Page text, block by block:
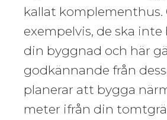
kallat komplementhus.
exempelvis, de ska
din byggnad och här
godkännande från
planerar att bygga
meter ifrån din